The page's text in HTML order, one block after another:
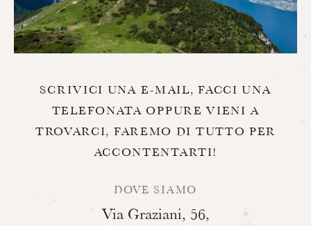
SCRIVICI UNA E-MAIL, FACCI UNA
TELEFONATA OPPURE VIENI A
TROVARCI, FAREMO DI TUTTO PER
ACCONTENTARTI!
DOVE SIAMO
Via Graziani, 56,